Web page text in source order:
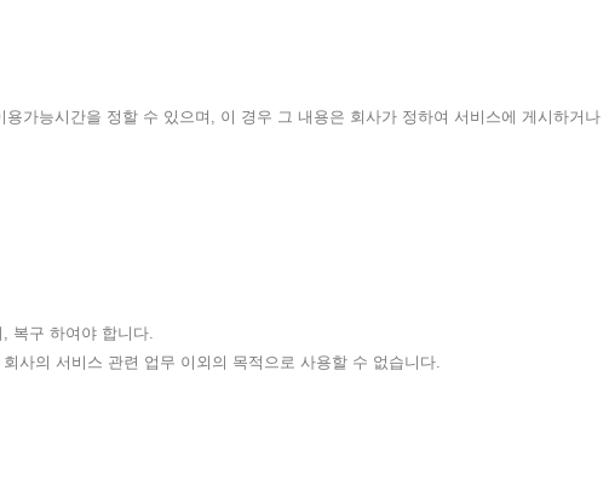
가능시간을 정할 수 있으며, 이 경우 그 내용은 회사가 정하여 서비스에 게시하거나
복구 하여야 합니다.
사의 서비스 관련 업무 이외의 목적으로 사용할 수 없습니다.